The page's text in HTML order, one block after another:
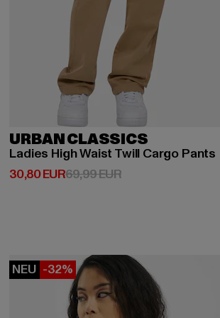
URBAN CLASSICS
Ladies High Waist Twill Cargo Pants
30,80 EUR
Derzeitiger Preis: 30,80 EUR
69,99 EURAktionspreis: 69,99
NEU -32%